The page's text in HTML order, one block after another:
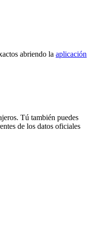
abriendo la aplicación
Tú también puedes
de los datos oficiales